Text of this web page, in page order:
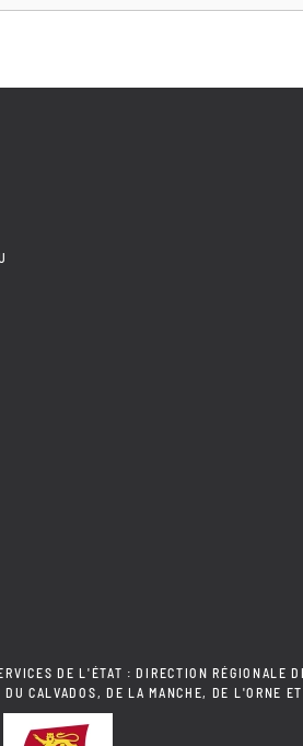
DE L'ÉTAT : DIRECTION RÉGIONALE
CALVADOS, DE LA MANCHE, DE L'ORNE